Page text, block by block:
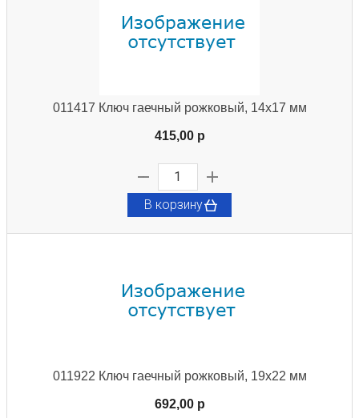
011417 Ключ гаечный рожковый, 14х17 мм
415,00 p
В корзину
011922 Ключ гаечный рожковый, 19х22 мм
692,00 p